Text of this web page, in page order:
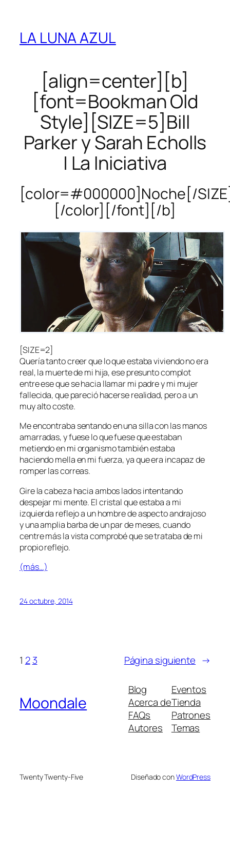
LA LUNA AZUL
[align=center][b]
[font=Bookman Old
Style][SIZE=5]Bill
Parker y Sarah Echolls
| La Iniciativa
[color=#000000]Noche[/
[/color][/font][/b]
[SIZE=2]
Quería tanto creer que lo que estaba viviendo no era
real, la muerte de mi hija, ese presunto complot
entre ese que se hacia llamar mi padre y mi mujer
fallecida, que pareció hacerse realidad, pero a un
muy alto coste.
Me encontraba sentando en una silla con las manos
amarradas, y fuese lo que fuese que estaban
metiendo en mi organismo también estaba
haciendo mella en mi fuerza, ya que era incapaz de
romper las correas.
Gire la cabeza hacia ambos lados intentando
despejar mi mente. El cristal que estaba a mi
izquierda reflejo a un hombre de aspecto andrajoso
y una amplia barba de un par de meses, cuando
centre más la vista comprobé que se trataba de mi
propio reflejo.
(más…)
24 octubre, 2014
1 2 3 Página siguiente →
Moondale
Blog
Acerca de
FAQs
Autores
Eventos
Tienda
Patrones
Temas
Twenty Twenty-Five Diseñado conWordPress